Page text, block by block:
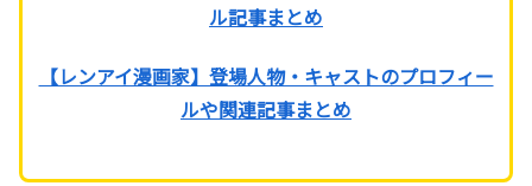
ル記事まとめ
【レンアイ漫画家】登場人物・キャストのプロフィー
ルや関連記事まとめ